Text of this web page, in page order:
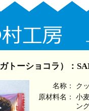
トーショコラ）：
名称：
ク
原材料名：
小
ン